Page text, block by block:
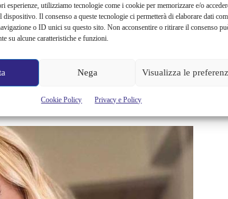
esperienze, utilizziamo tecnologie come i cookie per memorizzare e/o
Il consenso a queste tecnologie ci permetterà di elaborare dati
o ID unici su questo sito. Non acconsentire o ritirare il consenso
su alcune caratteristiche e funzioni.
Nega Visualizza le
Cookie Policy Privacy e Policy
anche se Signorini vorrebbe tenerli
partecipazione al reality Vero Amore
(il vecchio
voluta come opinionista in
che non abbia fatto esperienza anche nella
a quello di Signorini, ma non nel modo in
conduttore.